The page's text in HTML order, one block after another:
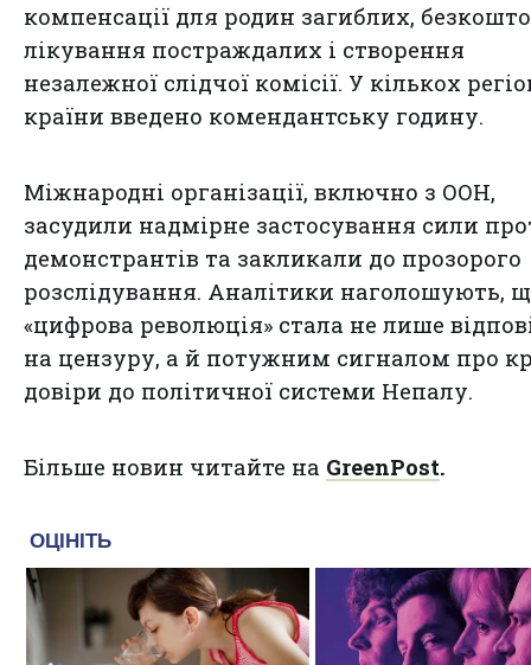
компенсації для родин загиблих,
лікування постраждалих і створення
незалежної слідчої комісії. У кількох
країни введено комендантську годину.
Міжнародні організації, включно з ООН,
засудили надмірне застосування сили
демонстрантів та закликали до прозорого
розслідування. Аналітики наголошують,
«цифрова революція» стала не лише
на цензуру, а й потужним сигналом про
довіри до політичної системи Непалу.
Більше новин читайте на GreenPost.